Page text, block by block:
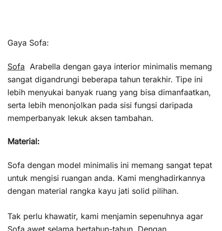
Gaya Sofa:
Sofa Arabella dengan gaya interior minimalis memang
sangat digandrungi beberapa tahun terakhir. Tipe ini
lebih menyukai banyak ruang yang bisa dimanfaatkan,
serta lebih menonjolkan pada sisi fungsi daripada
memperbanyak lekuk aksen tambahan.
Material:
Sofa dengan model minimalis ini memang sangat tepat
untuk mengisi ruangan anda. Kami menghadirkannya
dengan material rangka kayu jati solid pilihan.
Tak perlu khawatir, kami menjamin sepenuhnya agar
Sofa awet selama bertahun-tahun. Dengan